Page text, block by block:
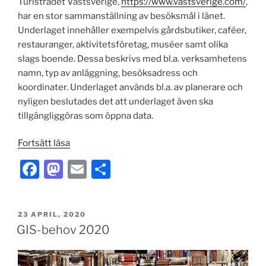
har en stor sammanställning av besöksmål i länet.
Underlaget innehåller exempelvis gårdsbutiker, caféer,
restauranger, aktivitetsföretag, muséer samt olika
slags boende. Dessa beskrivs med bl.a. verksamhetens
namn, typ av anläggning, besöksadress och
koordinater. Underlaget används bl.a. av planerare och
nyligen beslutades det att underlaget även ska
tillgängliggöras som öppna data.
Fortsätt läsa”Öppna
del
Besöksmål”
F
c
e
b
M
st
o
d
E
l
PUBLICERAT
23 APRIL, 2020
GIS-behov 2020